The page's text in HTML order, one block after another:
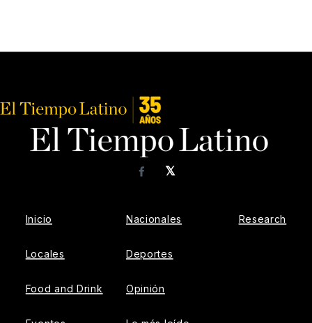
𝕏
Facebook
Inicio
Locales
Food and Drink
Nacionales
Deportes
Opinión
Research